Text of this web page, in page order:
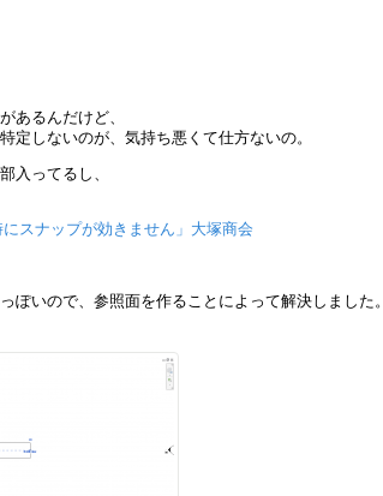
あるんだけど、
定しないのが、気持ち悪くて仕方ないの。
入ってるし、
スナップが効きません」大塚商会
ぽいので、参照面を作ることによって解決しました。